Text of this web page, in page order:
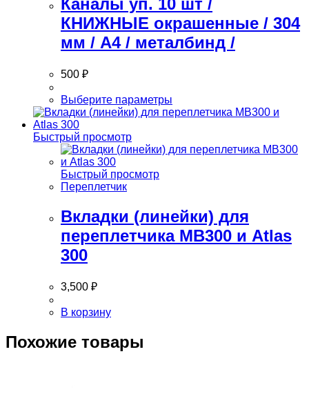
Каналы уп. 10 шт /
КНИЖНЫЕ окрашенные / 304
мм / А4 / металбинд /
500 ₽
Выберите параметры
товар
вариаций.
странице
товара.
Быстрый просмотр
Быстрый просмотр
Переплетчик
Вкладки (линейки) для
переплетчика MB300 и Atlas
300
3,500 ₽
В корзину
Похожие товары